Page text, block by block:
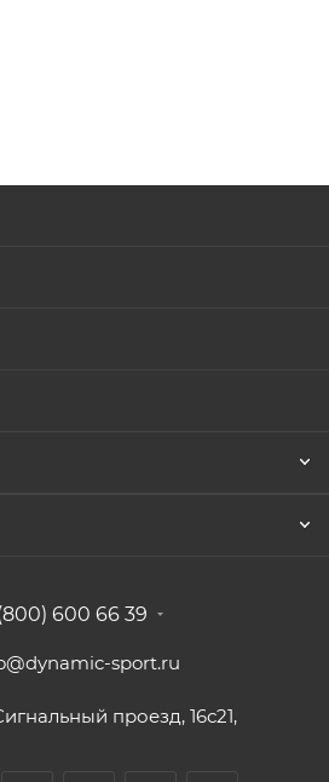
600 66 39
sport.ru
проезд, 16с21,